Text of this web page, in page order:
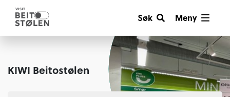
Søk Meny
KIWI Beitostølen